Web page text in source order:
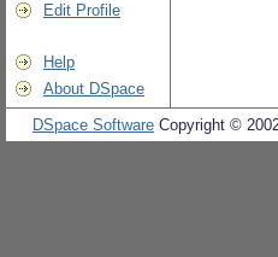
Edit Profile
Help
About DSpace
DSpace Software Copyright ©